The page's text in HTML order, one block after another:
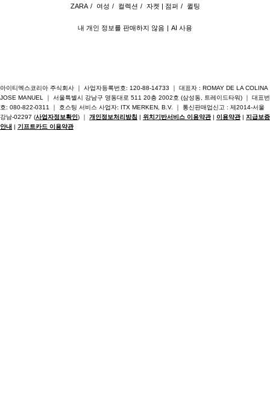
내 개인 정보를 판매하지 않음 AI 사용
ZARA / 여성 / 컬렉션 / 자켓 | 점퍼 / 퀼팅
아이티엑스코리아 주식회사 ｜ 사업자등록번호: 120-88-14733 ｜ 대표자 : ROMAY DE LA COLINA
JOSE MANUEL ｜ 서울특별시 강남구 영동대로 511 20층 2002호 (삼성동, 트레이드타워) ｜ 대표번
호: 080-822-0311 ｜ 호스팅 서비스 사업자: ITX MERKEN, B.V. ｜ 통신판매업신고 : 제2014-서울
강남-02297 (사업자정보확인) ｜ 개인정보처리방침 | 위치기반서비스 이용약관 | 이용약관 | 지급보증
안내 | 기프트카드 이용약관